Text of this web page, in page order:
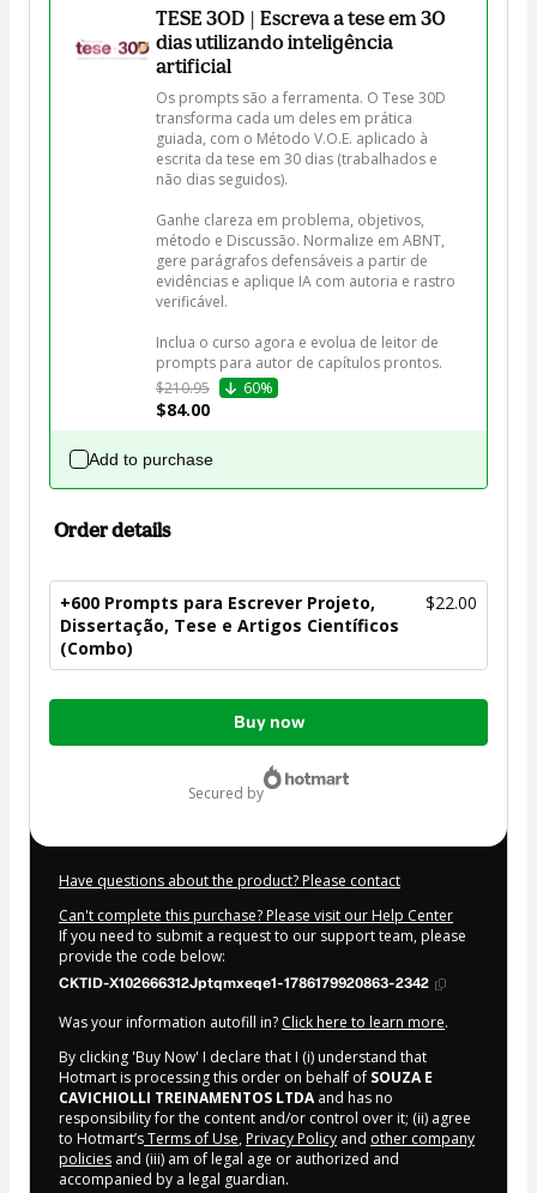
TESE 30D | Escreva a tese em 30
dias utilizando inteligência
artificial
Os prompts são a ferramenta. O Tese 30D
transforma cada um deles em prática
guiada, com o Método V.O.E. aplicado à
escrita da tese em 30 dias (trabalhados e
não dias seguidos).
Ganhe clareza em problema, objetivos,
método e Discussão. Normalize em ABNT,
gere parágrafos defensáveis a partir de
evidências e aplique IA com autoria e rastro
verificável.
Inclua o curso agora e evolua de leitor de
prompts para autor de capítulos prontos.
$210.95
60%
$84.00
Add to purchase
Order details
+600 Prompts para Escrever Projeto,
Dissertação, Tese e Artigos Científicos
(Combo)
$22.00
Total
Buy now
secured by
Have questions about the product? Please contact
Can't complete this purchase? Please visit our Help Center
If you need to submit a request to our support team, please
provide the code below:
CKTID-X102666312Jptqmxeqe1-1786179920863-2342
Was your information autofill in? Click here to learn more.
By clicking 'Buy Now' I declare that I (i) understand that
Hotmart is processing this order on behalf of SOUZA E
CAVICHIOLLI TREINAMENTOS LTDAand has no
responsibility for the content and/or control over it; (ii) agree
to Hotmart’sTerms of Use, Privacy Policy and other company
policies and (iii) am of legal age or authorized and
accompanied by a legal guardian.